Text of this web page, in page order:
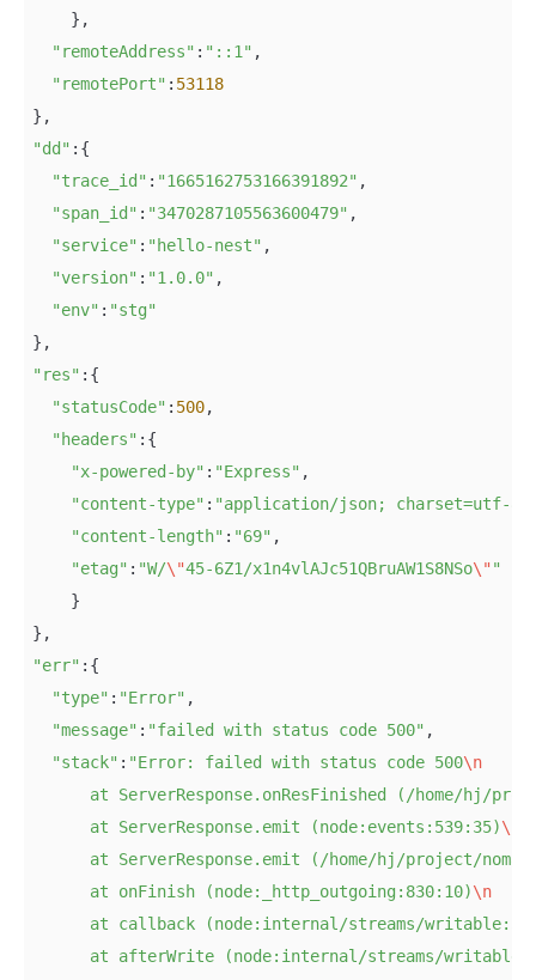
    },
"remoteAddress" : "::1" ,
"remotePort" : 53118
"dd" :{
"trace_id" : "1665162753166391892" ,
"span_id" : "3470287105563600479" ,
"service" : "hello-nest" ,
"version" : "1.0.0" ,
"env" : "stg"
"res" :{
"statusCode" : 500,
"headers" :{
"x-powered-by" : "Express" ,
"content-type" : "application/json; charset=utf-8"
"content-length" : "69" ,
"etag" : "W/\"45-6Z1/x1n4vlAJc51QBruAW1S8NSo\" "
    }
"err" :{
"type" : "Error" ,
"message" : "failed with status code 500" ,
"stack" : "Error: failed with status code 500\n
at ServerResponse.onResFinished (/home/hj/
      at ServerResponse.emit (node:events:539:35)
\n
at ServerResponse.emit (/home/hj/project/
      at onFinish (node:_http_outgoing:830:10)
\n
at callback (node:internal/streams/
at afterWrite (node:internal/streams/